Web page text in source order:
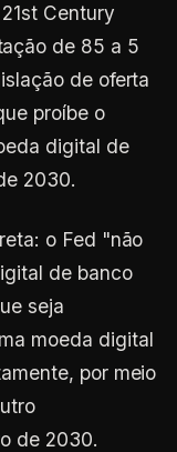
Century
de 85 a 5
de oferta
proíbe o
digital de
2030.
o Fed "não
de banco
seja
moeda digital
por meio
de 2030.